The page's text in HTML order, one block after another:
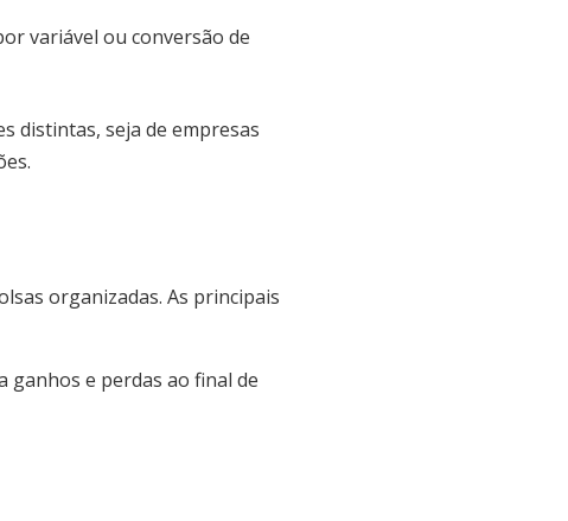
variável ou conversão de
distintas, seja de empresas
organizadas. As principais
ganhos e perdas ao final de